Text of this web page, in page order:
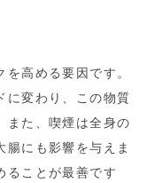
高める要因です。
に変わり、この物質
また、喫煙は全身の
腸にも影響を与えま
ることが最善です